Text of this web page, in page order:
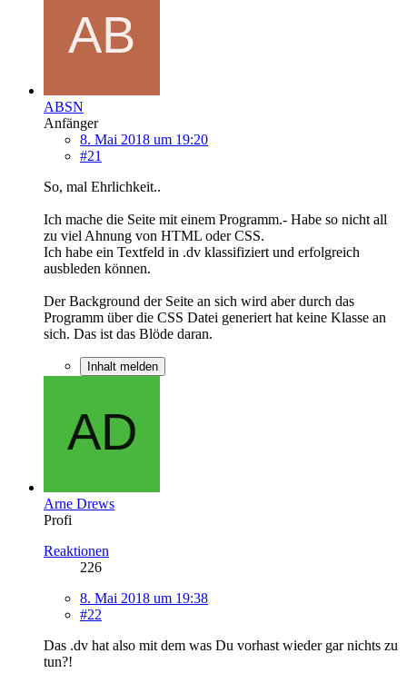
ABSN
Anfänger
8. Mai 2018 um 19:20
#21
So, mal Ehrlichkeit..
Ich mache die Seite mit einem Programm.- Habe so nicht all
zu viel Ahnung von HTML oder CSS.
Ich habe ein Textfeld in .dv klassifiziert und erfolgreich
ausbleden können.
Der Background der Seite an sich wird aber durch das
Programm über die CSS Datei generiert hat keine Klasse an
sich. Das ist das Blöde daran.
Inhalt melden
Arne Drews
Profi
Reaktionen
226
8. Mai 2018 um 19:38
#22
Das .dv hat also mit dem was Du vorhast wieder gar nichts zu
tun?!